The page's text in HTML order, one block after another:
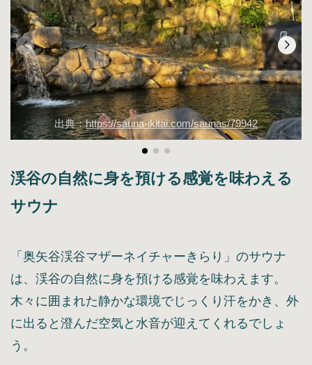
出典：https://sauna-ikitai.com/saunas/79942
渓谷の自然に身を預ける感覚を味わえる
サウナ
「奥矢谷渓谷マザーネイチャーきらり」のサウナ
は、渓谷の自然に身を預ける感覚を味わえます。
木々に囲まれた静かな環境でじっくり汗をかき、外
に出ると澄んだ空気と水音が迎えてくれるでしょ
う。